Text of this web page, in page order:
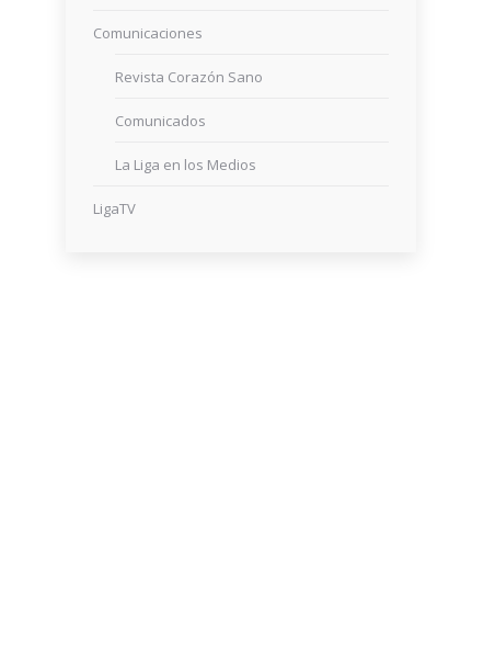
Comunicaciones
Revista Corazón Sano
Comunicados
La Liga en los Medios
LigaTV